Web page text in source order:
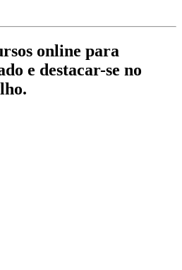
online para
e destacar-se no